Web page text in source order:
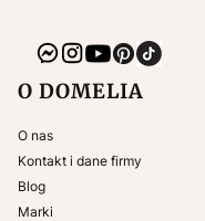
Linki w stopce
O DOMELIA
O nas
Kontakt i dane firmy
Blog
Marki